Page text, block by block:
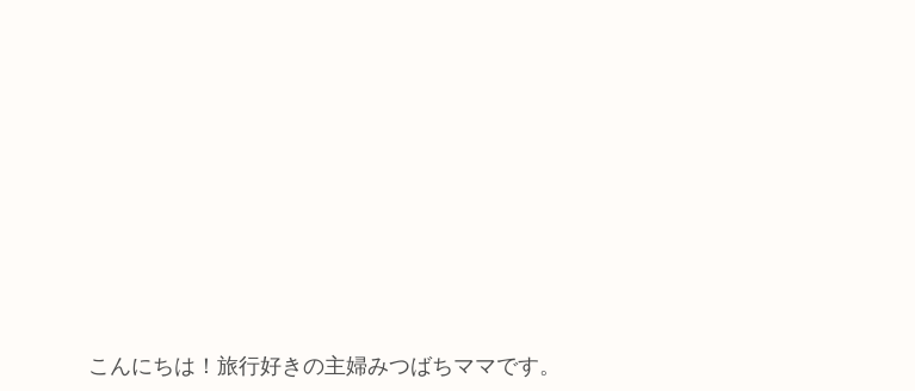
こんにちは！旅行好きの主婦みつばちママです。